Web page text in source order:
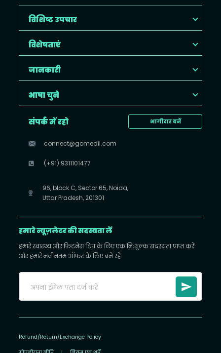
विशिष्ट उपचार
विशेषताएं
जानकारी
भाषा चुने
भागीदार बनें
संपर्क में रहो
connect@gomedii.com
(+91) 9311101477
96, block C, Sector 65, Noida,
Uttar Pradesh, 201301
हमारे न्यूज़लेटर की सदस्यता लें
हमारे स्वास्थ्य और फिटनेस टिप के लिए एक निःशुल्क सदस्यता प्राप्त करें
और हमारे नवीनतम ऑफ़र के लिए बने रहें
Refund/Return/Exchange Policy